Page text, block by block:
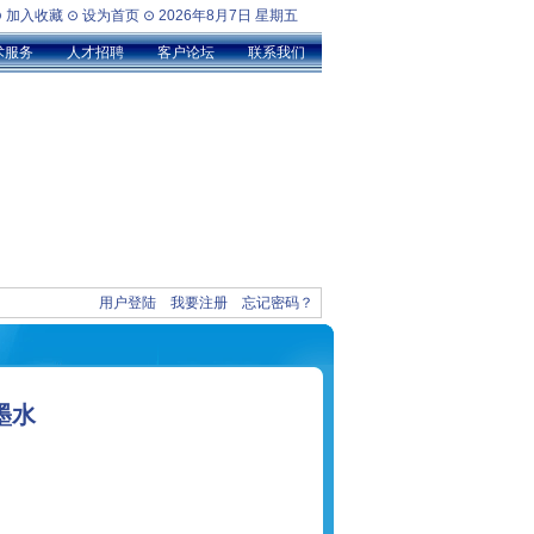
加入收藏 ⊙ 设为首页 ⊙ 2026年8月7日 星期五
服务 人才招聘 客户论坛 联系我们
用户登陆 我要注册 忘记密码？
水